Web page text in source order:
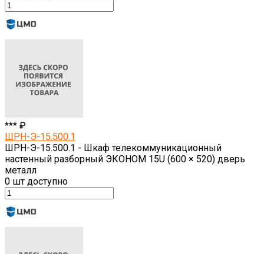
*** ₽
ШРН-Э-15.500.1
ШРН-Э-15.500.1 - Шкаф телекоммуникационный
настенный разборный ЭКОНОМ 15U (600 × 520) дверь
металл
0 шт доступно